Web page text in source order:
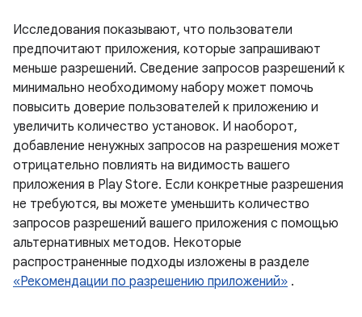
Исследования показывают, что пользователи
предпочитают приложения, которые запрашивают
меньше разрешений. Сведение запросов разрешений к
минимально необходимому набору может помочь
повысить доверие пользователей к приложению и
увеличить количество установок. И наоборот,
добавление ненужных запросов на разрешения может
отрицательно повлиять на видимость вашего
приложения в Play Store. Если конкретные разрешения
не требуются, вы можете уменьшить количество
запросов разрешений вашего приложения с помощью
альтернативных методов. Некоторые
распространенные подходы изложены в разделе
«Рекомендации по разрешению приложений» .